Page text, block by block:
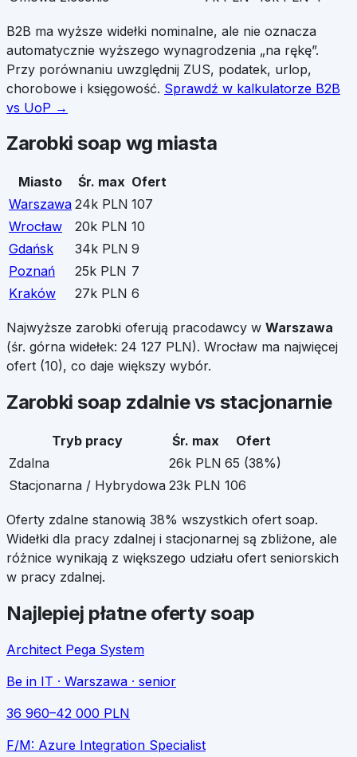
B2B ma wyższe widełki nominalne, ale nie oznacza
automatycznie wyższego wynagrodzenia „na rękę”.
Przy porównaniu uwzględnij ZUS, podatek, urlop,
chorobowe i księgowość. Sprawdź w kalkulatorze B2B
vs UoP →
Zarobkisoap wg miasta
Miasto Śr. max Ofert
Warszawa 24k PLN 107
Wrocław
20k PLN 10
Gdańsk
34k PLN 9
Poznań
25k PLN 7
Kraków
27k PLN 6
Najwyższe zarobki oferują pracodawcy w Warszawa
(śr. górna widełek: 24 127 PLN). Wrocław ma najwięcej
ofert (10), co daje większy wybór.
Zarobkisoap zdalnie vs stacjonarnie
Tryb pracy Śr. max
Ofert
Zdalna
26k PLN 65 (38%)
Stacjonarna / Hybrydowa 23k PLN 106
Oferty zdalne stanowią 38% wszystkich ofert soap.
Widełki dla pracy zdalnej i stacjonarnej są zbliżone, ale
różnice wynikają z większego udziału ofert seniorskich
w pracy zdalnej.
Najlepiej płatne ofertysoap
Architect Pega System
Be in IT · Warszawa · senior
36 960–42 000 PLN
F/M: Azure Integration Specialist